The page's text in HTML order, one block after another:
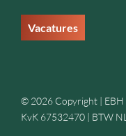
Vacatures
© 2026 Copyright |
KvK 67532470 | BTW